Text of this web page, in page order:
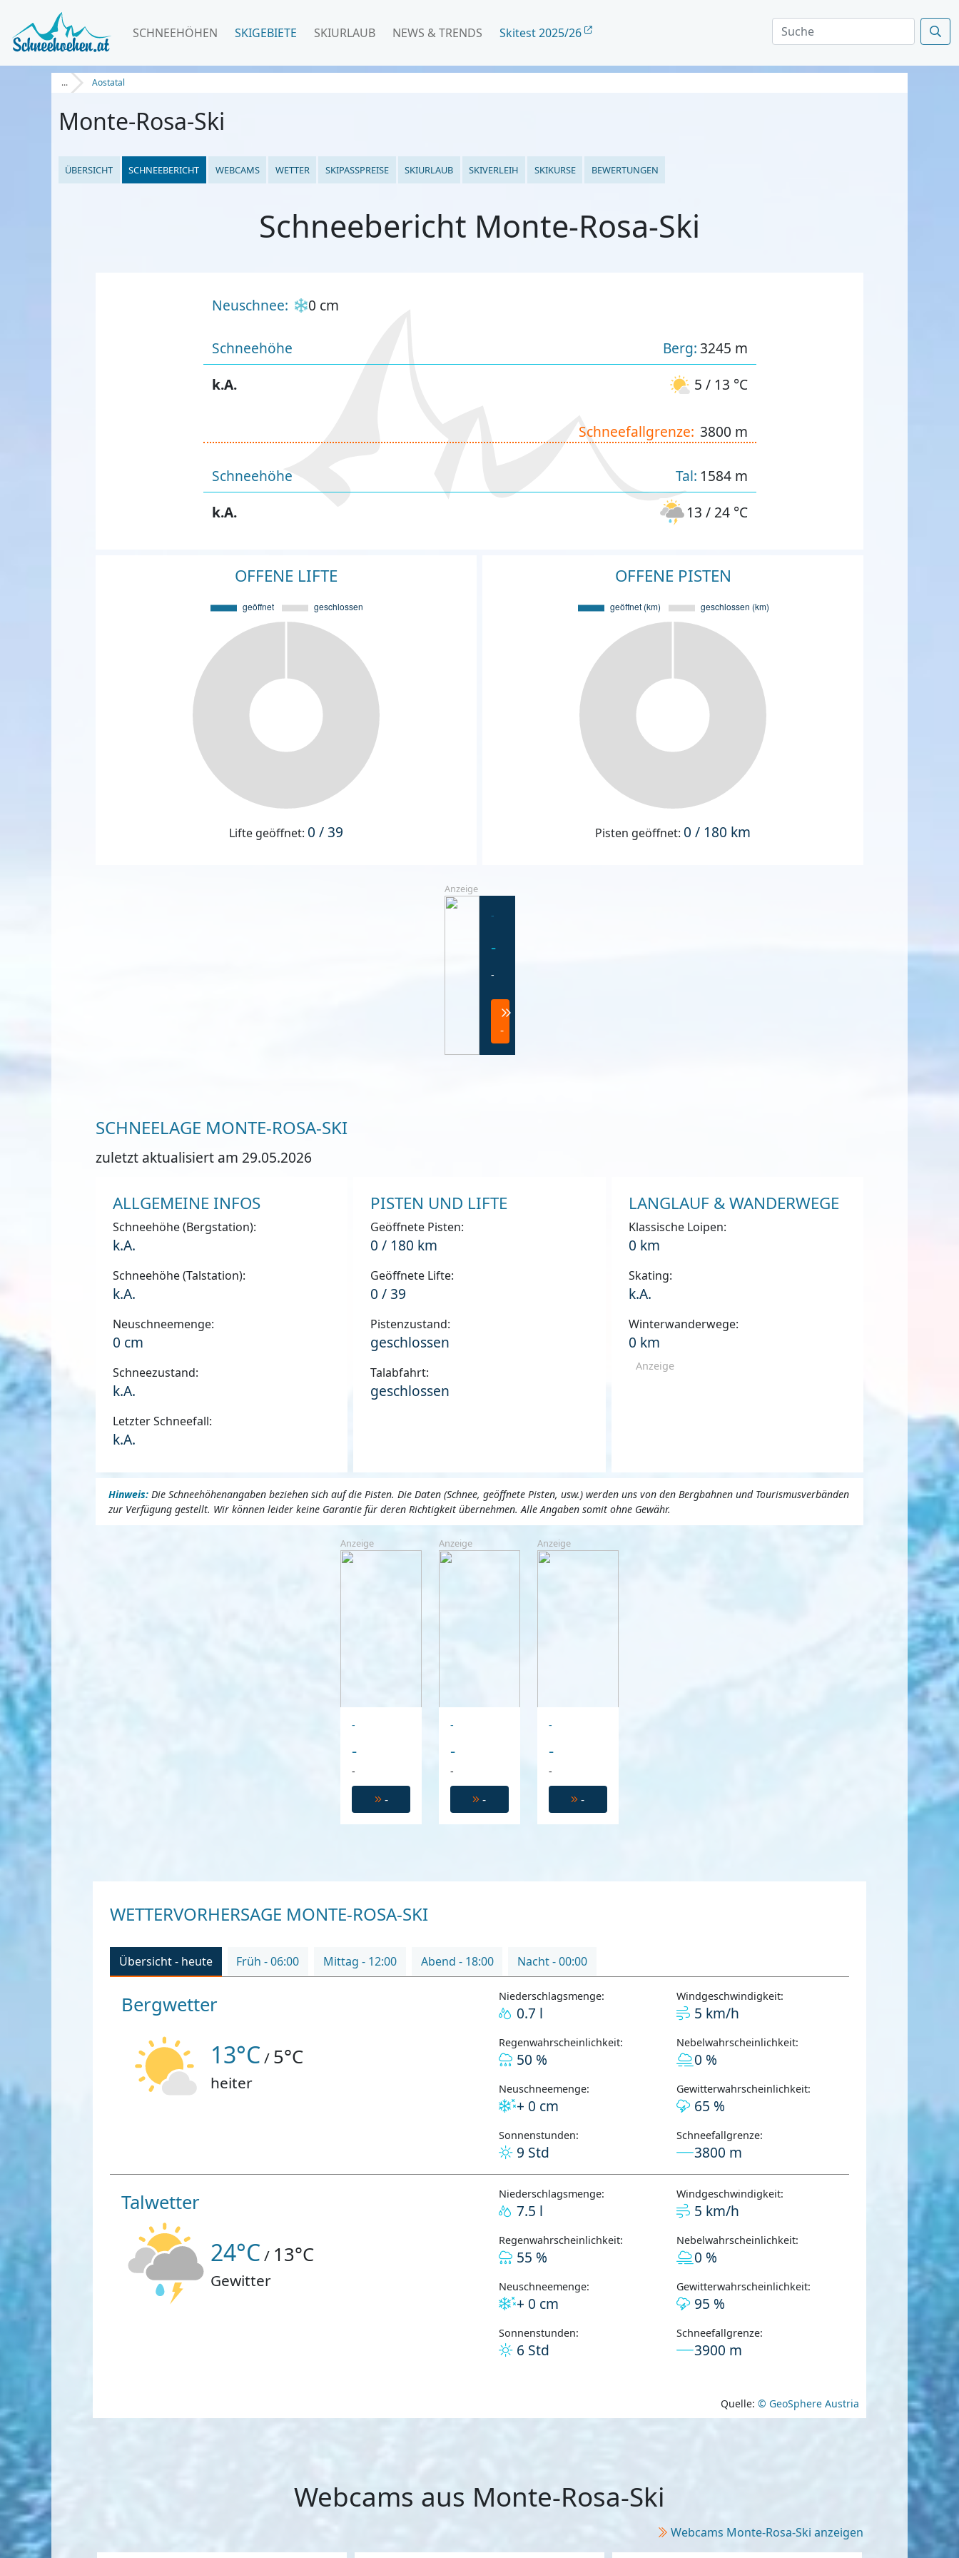
SCHNEEHÖHEN SKIGEBIETE SKIURLAUB NEWS & TRENDS Skitest 2025/26
... Aostatal
Monte-Rosa-Ski
ÜBERSICHT SCHNEEBERICHT WEBCAMS WETTER SKIPASSPREISE SKIURLAUB SKIVERLEIH SKIKURSE BEWERTUNGEN
Schneebericht Monte-Rosa-Ski
Neuschnee: 0 cm
Schneehöhe Berg:3245 m
k.A.
5 / 13 °C
Schneefallgrenze: 3800 m
Schneehöhe Tal: 1584 m
k.A.
13 / 24 °C
OFFENE LIFTE
Lifte geöffnet: 0 / 39
OFFENE PISTEN
Pisten geöffnet: 0 / 180 km
Anzeige
-
-
-
-
SCHNEELAGE MONTE-ROSA-SKI
zuletzt aktualisiert am 29.05.2026
ALLGEMEINE INFOS
Schneehöhe (Bergstation):
k.A.
Schneehöhe (Talstation):
k.A.
Neuschneemenge:
0 cm
Schneezustand:
k.A.
Letzter Schneefall:
k.A.
PISTEN UND LIFTE
Geöffnete Pisten:
0 / 180 km
Geöffnete Lifte:
0 / 39
Pistenzustand:
geschlossen
Talabfahrt:
geschlossen
LANGLAUF & WANDERWEGE
Klassische Loipen:
0 km
Skating:
k.A.
Winterwanderwege:
0 km
Anzeige
Hinweis: Die Schneehöhenangaben beziehen sich auf die Pisten. Die Daten (Schnee, geöffnete Pisten, usw.) werden uns von den Bergbahnen und Tourismusverbänden
zur Verfügung gestellt. Wir können leider keine Garantie für deren Richtigkeit übernehmen. Alle Angaben somit ohne Gewähr.
Anzeige
-
-
-
-
Anzeige
-
-
-
-
Anzeige
-
-
-
-
WETTERVORHERSAGE MONTE-ROSA-SKI
Übersicht - heute Früh - 06:00 Mittag - 12:00 Abend - 18:00 Nacht - 00:00
Bergwetter
13°C / 5°C
heiter
Niederschlagsmenge:
0.7 l
Regenwahrscheinlichkeit:
50 %
Neuschneemenge:
+ 0 cm
Sonnenstunden:
9 Std
Windgeschwindigkeit:
5 km/h
Nebelwahrscheinlichkeit:
0 %
Gewitterwahrscheinlichkeit:
65 %
Schneefallgrenze:
3800 m
Talwetter
24°C / 13°C
Gewitter
Niederschlagsmenge:
7.5 l
Regenwahrscheinlichkeit:
55 %
Neuschneemenge:
+ 0 cm
Sonnenstunden:
6 Std
Windgeschwindigkeit:
5 km/h
Nebelwahrscheinlichkeit:
0 %
Gewitterwahrscheinlichkeit:
95 %
Schneefallgrenze:
3900 m
Quelle: © GeoSphere Austria
Webcams aus Monte-Rosa-Ski
Webcams Monte-Rosa-Ski anzeigen